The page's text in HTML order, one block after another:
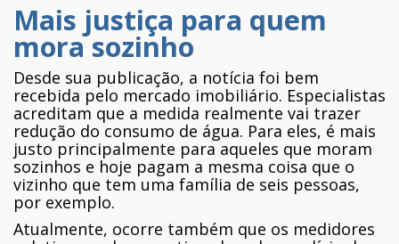
Mais justiça para quem
mora sozinho
Desde sua publicação, a notícia foi bem
recebida pelo mercado imobiliário. Especialistas
acreditam que a medida realmente vai trazer
redução do consumo de água. Para eles, é mais
justo principalmente para aqueles que moram
sozinhos e hoje pagam a mesma coisa que o
vizinho que tem uma família de seis pessoas,
por exemplo.
Atualmente, ocorre também que os medidores